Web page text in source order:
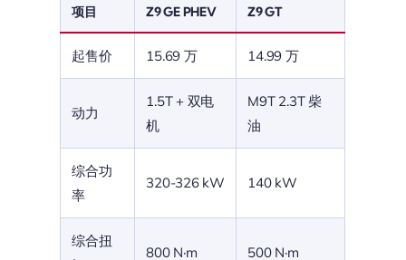
项目 Z9 GE PHEV Z9 GT
起售价 15.69 万 14.99 万
动力
1.5T + 双电
机
M9T 2.3T 柴
油
综合功
率
320-326 kW 140 kW
综合扭
800 N·m 500 N·m